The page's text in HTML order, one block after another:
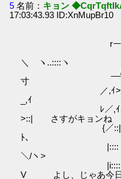
5 名前： キョン
17:03:43.93 ID:XnMupBr10
, - ─-
／
rー‐<::／ ﾝ
｛(こ 〆
＼ ヽ..::::ヽ
__/'´/ 〃7了
寸
／,ｲ>/ .:::/
_,ｲ
ﾚ／,ｲ ::/ :{:ﾊ＼{
>::| さすがキョンね
{／::| :!{.::ｨ'f坏ﾄ
ﾄ､
|::::ヽ::ｉ:ヽi.
＼/ヽ>
|i:::::::ﾄl::ﾊ
V よし、じゃあ今日